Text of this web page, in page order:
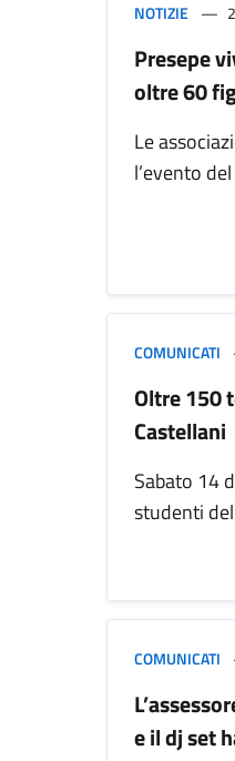
NOTIZIE
Presepe
oltre 60
Le
l’evento
COMUNICATI
Oltre 150
Castellani
Sabato 14
studenti
COMUNICATI
e il dj set